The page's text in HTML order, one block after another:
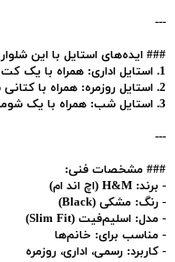
---
###ایده‌های استایل با این
1. استایل اداری: همراه با یک
2. استایل روزمره: همراه با
3. استایل شب: همراه با یک
---
###مشخصات فنی:
- برند: H&M (اچ اند ام)
-رنگ: مشکی (Black)
-مدل: اسلیم‌فیت (Slim Fit)
-مناسب برای: خانم‌ها
-کاربرد: رسمی، اداری، روزمره